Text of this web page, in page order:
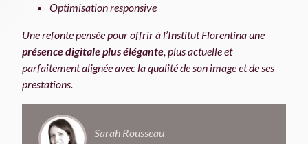
Optimisation responsive
Une refonte pensée pour offrir à l’Institut Florentina une
présence digitale plus élégante, plus actuelle et
parfaitement alignée avec la qualité de son image et de ses
prestations.
Sarah Rousseau